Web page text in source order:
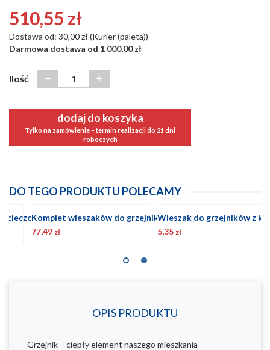
510,55 zł
Dostawa od: 30,00 zł (Kurier (paleta))
Darmowa dostawa od 1 000,00 zł
Ilość
dodaj do koszyka
Tylko na zamówienie – termin realizacji do 21 dni
roboczych
DO TEGO PRODUKTU POLECAMY
Komplet wieszaków do grzejnika aluminiowego "500" w kolorze BIAŁYM
Wieszak do grzejników z kołkiem rozporowym BIAŁY 1szt.
zł 47,06zł
OPIS PRODUKTU
Grzejnik – ciepły element naszego mieszkania –